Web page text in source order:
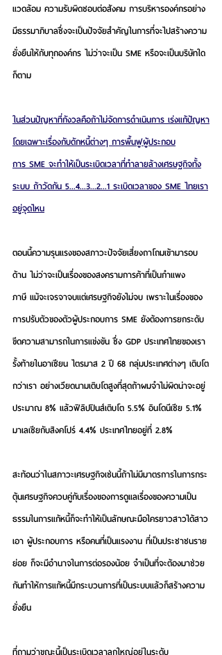
แวดล้อม ความรับผิดชอบต่อสังคม การบริหารองค์กรอย่าง
มีธรรมาภิบาลซึ่งจะเป็นปัจจัยสำคัญในการที่จะไปสร้างความ
ยั่งยืนให้กับทุกองค์กร ไม่ว่าจะเป็น SME หรือจะเป็นบริษัทใด
ก็ตาม
ในส่วนปัญหาที่กังวลคือถ้าไม่จัดการดำเนินการ เร่งแก้ปัญหา
โดยเฉพาะเรื่องกับดักหนี้ต่างๆ การพื้นฟูผู้ประกอบ
การ SME จะทำให้เป็นระเบิดเวลาที่ทำลายล้างเศรษฐกิจทั้ง
ระบบ ถ้าวัดกัน 5...4...3...2...1 ระเบิดเวลาของ SME ไทยเรา
อยู่จุดไหน
ตอนนี้ความรุนแรงของสภาวะปัจจัยเสี่ยงถาโถมเข้ามารอบ
ด้าน ไม่ว่าจะเป็นเรื่องของสงครามการค้าที่เป็นกำแพง
ภาษี แม้จะเจรจาจบแต่เศรษฐกิจยังไม่จบ เพราะในเรื่องของ
การปรับตัวของตัวผู้ประกอบการ SME ยังต้องการยกระดับ
ขีดความสามารถในการแข่งขัน ซึ่ง GDP ประเทศไทยของเรา
รั้งท้ายในอาเซียน ไตรมาส 2 ปี 68 กลุ่มประเทศต่างๆ เติบโต
กว่าเรา อย่างเวียดนามเติบโตสูงที่สุดถ้าผมจำไม่ผิดน่าจะอยู่
ประมาณ 8% แล้วฟิลิปปินส์เติบโต 5.5% อินโดนีเซีย 5.1%
มาเลเซียกับสิงคโปร์ 4.4% ประเทศไทยอยู่ที่ 2.8%
สะท้อนว่าในสภาวะเศรษฐกิจเช่นนี้ถ้าไม่มีมาตรการในการกระ
ตุ้นเศรษฐกิจควบคู่กับเรื่องของการดูแลเรื่องของความเป็น
ธรรมในการแก้หนี้ก็จะทำให้เป็นลักษณะมือใครยาวสาวได้สาว
เอา ผู้ประกอบการ หรือคนที่เป็นแรงงาน ที่เป็นประชาชนราย
ย่อย ก็จะมีอำนาจในการต่อรองน้อย จำเป็นที่จะต้องมาช่วย
กันทำให้การแก้หนี้มีกระบวนการที่เป็นระบบแล้วก็สร้างความ
ยั่งยืน